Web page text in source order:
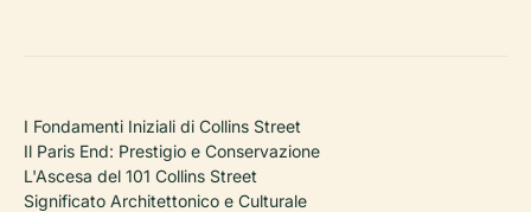
I Fondamenti Iniziali di Collins Street
Il Paris End: Prestigio e Conservazione
L'Ascesa del 101 Collins Street
Significato Architettonico e Culturale